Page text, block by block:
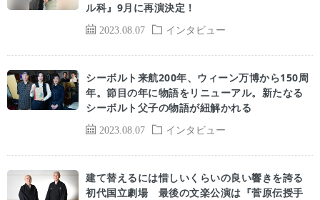
2023.08.07 インタビュー
ル科』9月に再演決定！
2023.08.07 インタビュー
シーボルト来航200年、ウィーン万博から150周
年。節目の年に物語をリニューアル。新たなる
シーボルト父子の物語が紐解かれる
建て替えるには惜しいくらいの良い響きを誇る
初代国立劇場 最後の文楽公演は『菅原伝授手